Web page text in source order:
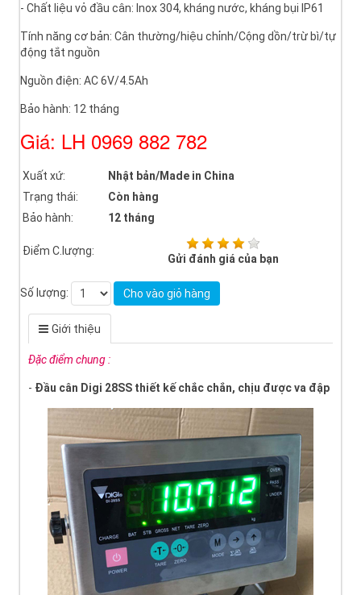
- Chất liệu vỏ đầu cân: Inox 304, kháng nước, kháng bụi IP61
Tính năng cơ bản: Cân thường/hiệu chỉnh/Cộng dồn/trừ bì/tự
động tắt nguồn
Nguồn điện: AC 6V/4.5Ah
Bảo hành: 12 tháng
Giá: LH 0969 882 782
Xuất xứ:
Nhật bản/Made in China
Trạng thái:
Còn hàng
Bảo hành:
12 tháng
Điểm C.lượng:
Gửi đánh giá của bạn
Số lượng: Cho vào giỏ hàng
Giới thiệu
Đặc điểm chung :
- Đầu cân Digi 28SS thiết kế chắc chắn, chịu được va đập